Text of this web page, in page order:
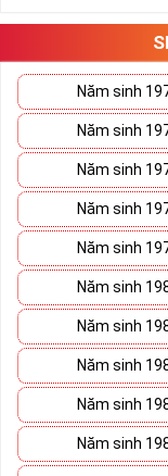
tứ 2 cùng xuất hiện
sim tứ quýtăng lên
thần người sở hữu là
mọi điều tốt đẹp và
Lợi ích sim
Năm sinh
Năm sinh
Năm sinh
Năm sinh
Năm sinh
Năm sinh
Năm sinh
Năm sinh
Năm sinh
Năm sinh